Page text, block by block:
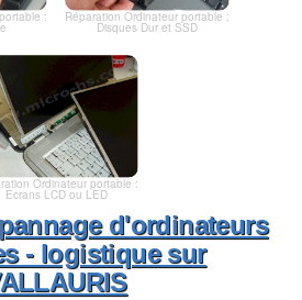
: Réparation Ordinateur portable :
Disques Dur et SSD
Ordinateur portable :
Ecrans LCD ou LED
d'ordinateurs
- logistique sur